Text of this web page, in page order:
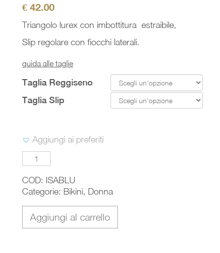
€ 42.00
Triangolo lurex con imbottitura estraibile,
Slip regolare con fiocchi laterali.
guida alle taglie
Taglia Reggiseno
Taglia Slip
Aggiungi ai preferiti
ISABEL
quantità
COD: ISABLU
Categorie: Bikini, Donna
Aggiungi al carrello